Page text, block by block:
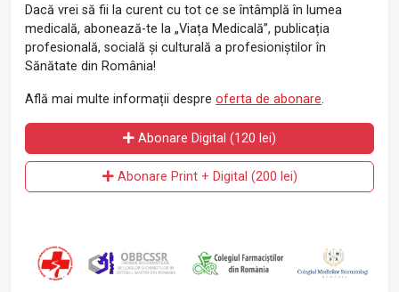
Dacă vrei să fii la curent cu tot ce se întâmplă în lumea
medicală, abonează-te la „Viața Medicală”, publicația
profesională, socială și culturală a profesioniștilor în
Sănătate din România!
Află mai multe informații despre oferta de abonare.
Abonare Digital (120 lei)
Abonare Print + Digital (200 lei)